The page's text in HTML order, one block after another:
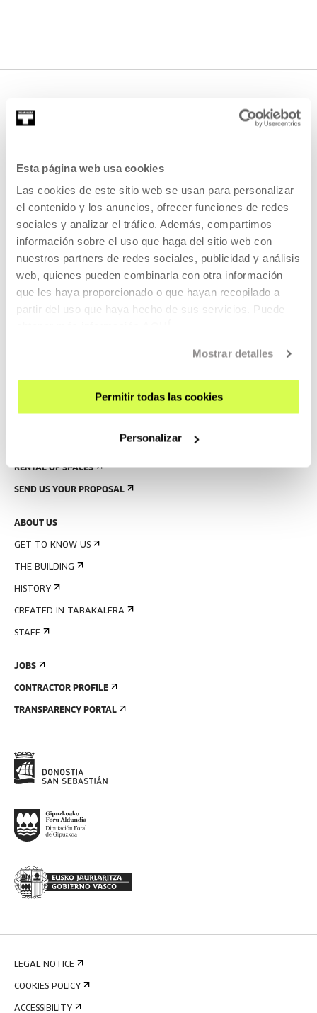
Esta página web usa cookies
Las cookies de este sitio web se usan para personalizar
el contenido y los anuncios, ofrecer funciones de redes
sociales y analizar el tráfico. Además, compartimos
información sobre el uso que haga del sitio web con
nuestros partners de redes sociales, publicidad y análisis
web, quienes pueden combinarla con otra información
que les haya proporcionado o que hayan recopilado a
partir del uso que haya hecho de sus servicios. Puede
Mostrar detalles
Permitir todas las cookies
Personalizar
SIGN UP FOR THE NEWSLETTER
UPCOMING EVENTS
VISIT US
CONTACT AND OPENING TIMES
BUILDING MAP
RENTAL OF SPACES
SEND US YOUR PROPOSAL
ABOUT US
GET TO KNOW US
THE BUILDING
HISTORY
CREATED IN TABAKALERA
STAFF
JOBS
CONTRACTOR PROFILE
TRANSPARENCY PORTAL
LEGAL NOTICE
COOKIES POLICY
ACCESSIBILITY